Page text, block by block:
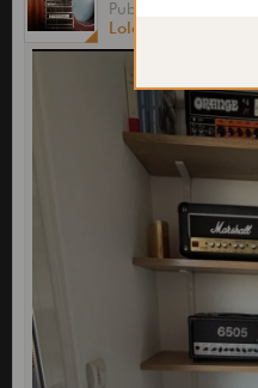
Publié
Lolo La Torche